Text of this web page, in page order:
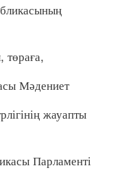
Мәдениет
жауапты
Парламенті